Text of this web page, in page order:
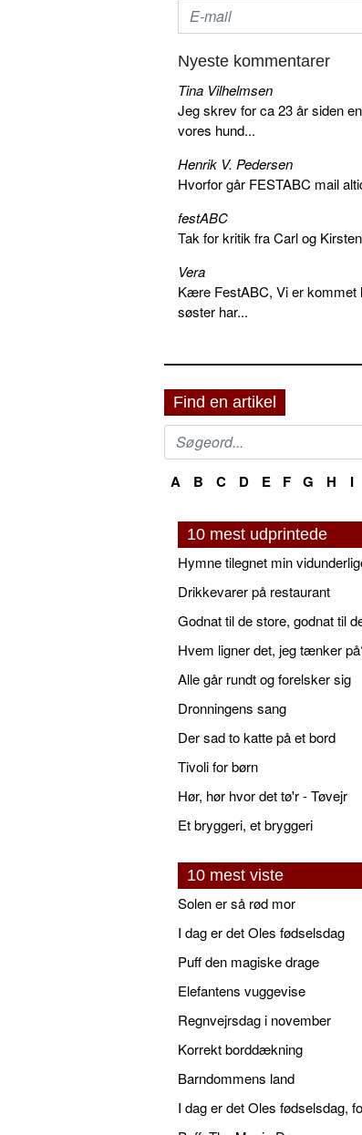
Nyeste kommentarer
Tina Vilhelmsen
Jeg skrev for ca 23 år siden
vores hund...
Henrik V. Pedersen
Hvorfor går FESTABC mail
festABC
Tak for kritik fra Carl og
Vera
Kære FestABC, Vi er kommet
søster har...
Find en artikel
A B C D E F G H I
10 mest udprintede
Drikkevarer på restaurant
Godnat til de store, godnat til
Hvem ligner det, jeg tænker
Alle går rundt og forelsker sig
Dronningens sang
Der sad to katte på et bord
Tivoli for børn
Hør, hør hvor det tø'r - Tøvejr
Et bryggeri, et bryggeri
10 mest viste
Solen er så rød mor
I dag er det Oles fødselsdag
Puff den magiske drage
Elefantens vuggevise
Regnvejrsdag i november
Korrekt borddækning
Barndommens land
I dag er det Oles fødselsdag,